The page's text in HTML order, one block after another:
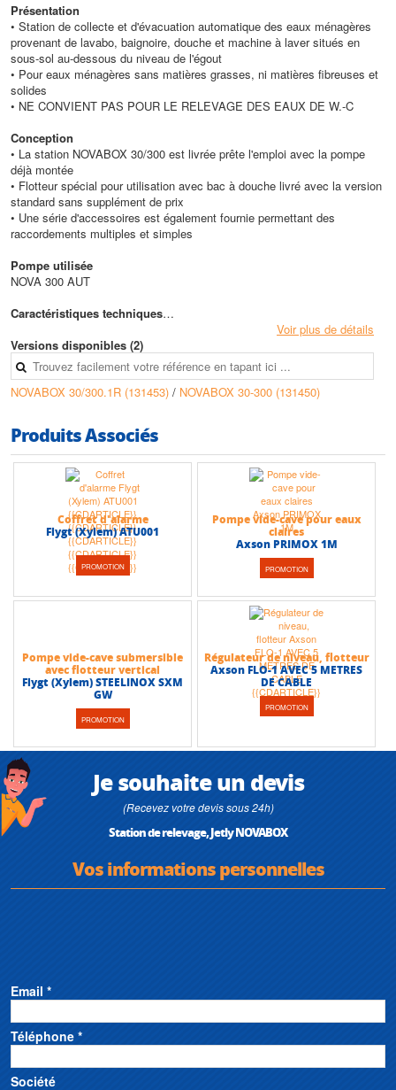
Présentation
• Station de collecte et d'évacuation automatique des eaux ménagères
provenant de lavabo, baignoire, douche et machine à laver situés en
sous-sol au-dessous du niveau de l'égout
• Pour eaux ménagères sans matières grasses, ni matières fibreuses et
solides
• NE CONVIENT PAS POUR LE RELEVAGE DES EAUX DE W.-C
Conception
• La station NOVABOX 30/300 est livrée prête l'emploi avec la pompe
déjà montée
• Flotteur spécial pour utilisation avec bac à douche livré avec la version
standard sans supplément de prix
• Une série d'accessoires est également fournie permettant des
raccordements multiples et simples
Pompe utilisée
NOVA 300 AUT
Caractéristiques techniques
• Volume de la cuve : 30 litres
• Hauteur max (HMT) : 7 m
• Débit max : 10 m3/h
Voir plus de détails
Versions disponibles (2)
NOVABOX 30/300.1R (131453) / NOVABOX 30-300 (131450)
Produits Associés
PROMOTION
Coffret d'alarme
Flygt (Xylem) ATU001
PROMOTION
Pompe vide-cave pour eaux
claires
Axson PRIMOX 1M
PROMOTION
Pompe vide-cave submersible
avec flotteur vertical
Flygt (Xylem) STEELINOX SXM
GW
PROMOTION
Régulateur de niveau, flotteur
Axson FLO-1 AVEC 5 METRES
DE CABLE
Je souhaite un devis
(Recevez votre devis sous 24h)
Station de relevage, Jetly NOVABOX
Vos informations personnelles
Email *
Téléphone *
Société